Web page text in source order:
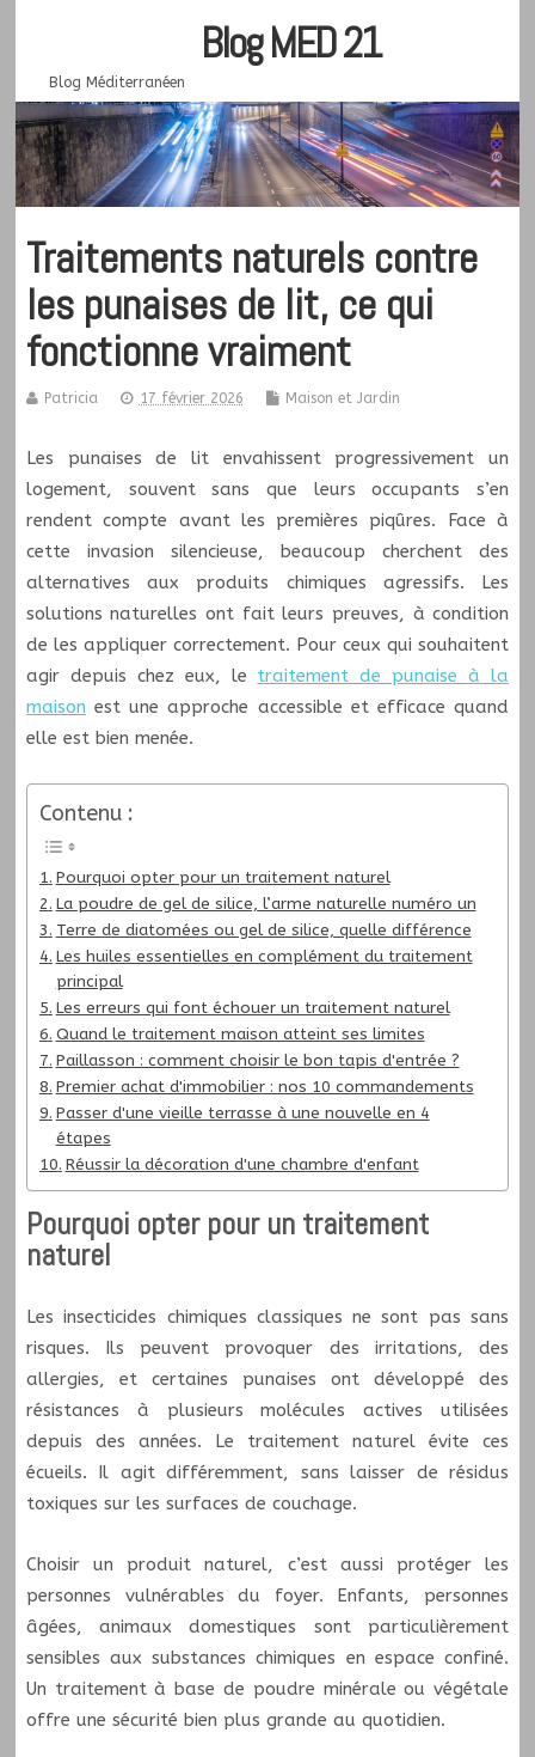
Blog MED 21
Blog Méditerranéen
Traitements naturels contre
les punaises de lit, ce qui
fonctionne vraiment
Patricia 17 février 2026 Maison et Jardin
Les punaises de lit envahissent progressivement un
logement, souvent sans que leurs occupants s’en
rendent compte avant les premières piqûres. Face à
cette invasion silencieuse, beaucoup cherchent des
alternatives aux produits chimiques agressifs. Les
solutions naturelles ont fait leurs preuves, à condition
de les appliquer correctement. Pour ceux qui souhaitent
agir depuis chez eux, le traitement de punaise à la
maison est une approche accessible et efficace quand
elle est bien menée.
Contenu :
Pourquoi opter pour un traitement naturel
La poudre de gel de silice, l’arme naturelle numéro un
Terre de diatomées ou gel de silice, quelle différence
Les huiles essentielles en complément du traitement
principal
Les erreurs qui font échouer un traitement naturel
Quand le traitement maison atteint ses limites
Paillasson : comment choisir le bon tapis d'entrée ?
Premier achat d'immobilier : nos 10 commandements
Passer d'une vieille terrasse à une nouvelle en 4
étapes
Réussir la décoration d'une chambre d'enfant
Pourquoi opter pour un traitement
naturel
Les insecticides chimiques classiques ne sont pas sans
risques. Ils peuvent provoquer des irritations, des
allergies, et certaines punaises ont développé des
résistances à plusieurs molécules actives utilisées
depuis des années. Le traitement naturel évite ces
écueils. Il agit différemment, sans laisser de résidus
toxiques sur les surfaces de couchage.
Choisir un produit naturel, c’est aussi protéger les
personnes vulnérables du foyer. Enfants, personnes
âgées, animaux domestiques sont particulièrement
sensibles aux substances chimiques en espace confiné.
Un traitement à base de poudre minérale ou végétale
offre une sécurité bien plus grande au quotidien.